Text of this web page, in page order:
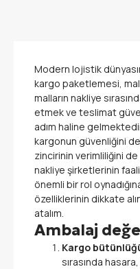
Modern lojistik
kargo paketlemesi,
malların nakliye
etmek ve teslimat
adım haline
kargonun güvenliğini
zincirinin verimliliğini
nakliye şirketlerinin
önemli bir rol
özelliklerinin dikkate
atalım.
Ambalaj
Kargo
sırasında